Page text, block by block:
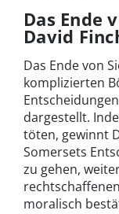
Das Ende
David
Das Ende von
komplizierten
dargestellt.
töten, gewinnt
Somersets
zu gehen,
moralisch